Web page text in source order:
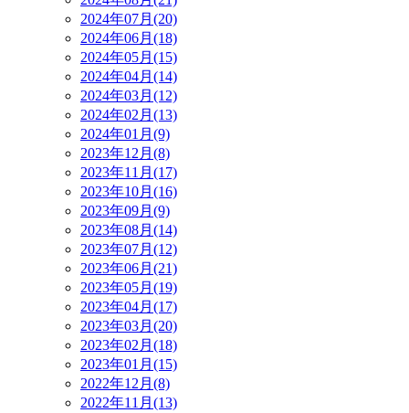
2024年07月(20)
2024年06月(18)
2024年05月(15)
2024年04月(14)
2024年03月(12)
2024年02月(13)
2024年01月(9)
2023年12月(8)
2023年11月(17)
2023年10月(16)
2023年09月(9)
2023年08月(14)
2023年07月(12)
2023年06月(21)
2023年05月(19)
2023年04月(17)
2023年03月(20)
2023年02月(18)
2023年01月(15)
2022年12月(8)
2022年11月(13)